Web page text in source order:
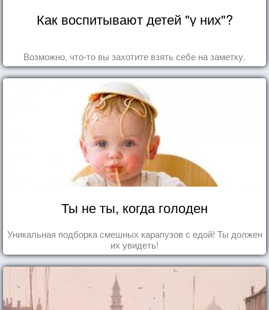
Как воспитывают детей "у них"?
Возможно, что-то вы захотите взять себе на заметку.
Ты не ты, когда голоден
Уникальная подборка смешных карапузов с едой! Ты должен
их увидеть!